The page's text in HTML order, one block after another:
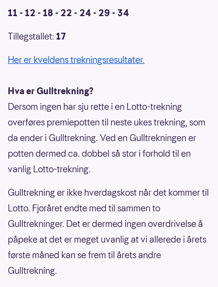
11 - 12 - 18 - 22 - 24 - 29 - 34
Tillegstallet: 17
Her er kveldens trekningsresultater.
Hva er Gulltrekning?
Dersom ingen har sju rette i en Lotto-trekning
overføres premiepotten til neste ukes trekning, som
da ender i Gulltrekning. Ved en Gulltrekningen er
potten dermed ca. dobbel så stor i forhold til en
vanlig Lotto-trekning.
Gulltrekning er ikke hverdagskost når det kommer til
Lotto. Fjoråret endte med til sammen to
Gulltrekninger. Det er dermed ingen overdrivelse å
påpeke at det er meget uvanlig at vi allerede i årets
første måned kan se frem til årets andre
Gulltrekning.